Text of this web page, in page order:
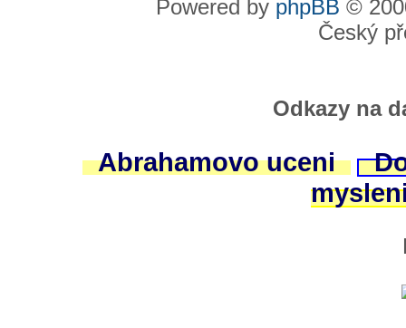
Powered by phpBB ©
Český
Odkazy na
Abrahamovo uceni